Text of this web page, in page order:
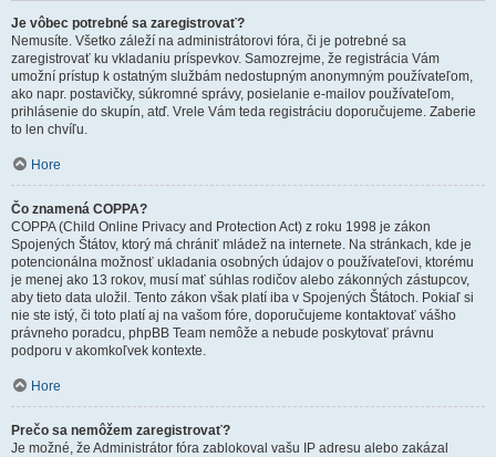
Je vôbec potrebné sa zaregistrovať?
Nemusíte. Všetko záleží na administrátorovi fóra, či je potrebné sa
zaregistrovať ku vkladaniu príspevkov. Samozrejme, že registrácia Vám
umožní prístup k ostatným službám nedostupným anonymným používateľom,
ako napr. postavičky, súkromné správy, posielanie e-mailov používateľom,
prihlásenie do skupín, atď. Vrele Vám teda registráciu doporučujeme. Zaberie
to len chvíľu.
Hore
Čo znamená COPPA?
COPPA (Child Online Privacy and Protection Act) z roku 1998 je zákon
Spojených Štátov, ktorý má chrániť mládež na internete. Na stránkach, kde je
potencionálna možnosť ukladania osobných údajov o používateľovi, ktorému
je menej ako 13 rokov, musí mať súhlas rodičov alebo zákonných zástupcov,
aby tieto data uložil. Tento zákon však platí iba v Spojených Štátoch. Pokiaľ si
nie ste istý, či toto platí aj na vašom fóre, doporučujeme kontaktovať vášho
právneho poradcu, phpBB Team nemôže a nebude poskytovať právnu
podporu v akomkoľvek kontexte.
Hore
Prečo sa nemôžem zaregistrovať?
Je možné, že Administrátor fóra zablokoval vašu IP adresu alebo zakázal